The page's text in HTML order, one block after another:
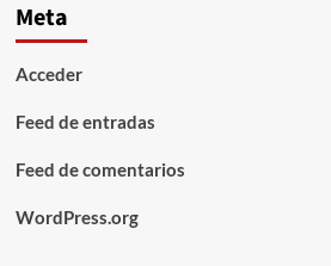
Meta
Acceder
Feed de entradas
Feed de comentarios
WordPress.org